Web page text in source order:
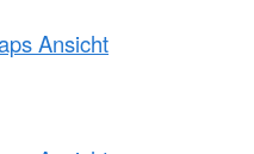
Ansicht